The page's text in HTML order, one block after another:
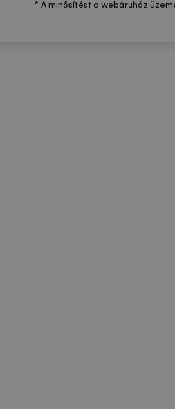
* A minősítést a webáruház